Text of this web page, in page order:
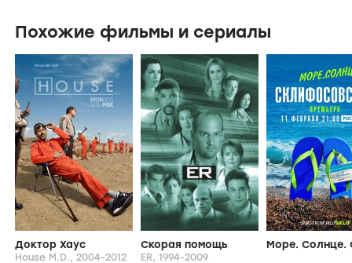
Похожие фильмы и сериалы
Доктор Хаус
House M.D., 2004-2012
Скорая помощь
ER, 1994-2009